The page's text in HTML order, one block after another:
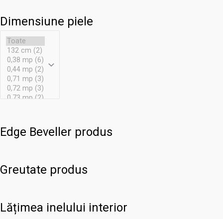
Dimensiune piele
Edge Beveller produs
Greutate produs
Lățimea inelului interior